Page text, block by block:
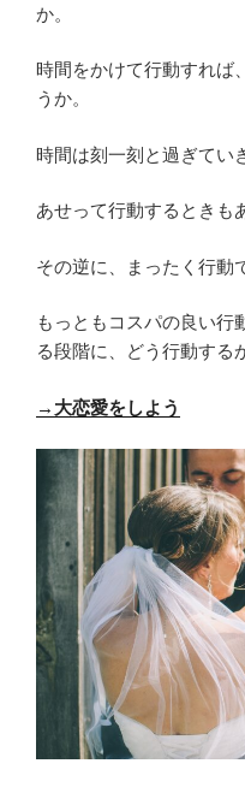
か。
時間をかけて行動すれば
うか。
時間は刻一刻と過ぎてい
あせって行動するときも
その逆に、まったく行動
もっともコスパの良い行
る段階に、どう行動する
→大恋愛をしよう